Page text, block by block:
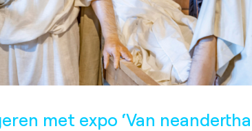
met expo ‘Van